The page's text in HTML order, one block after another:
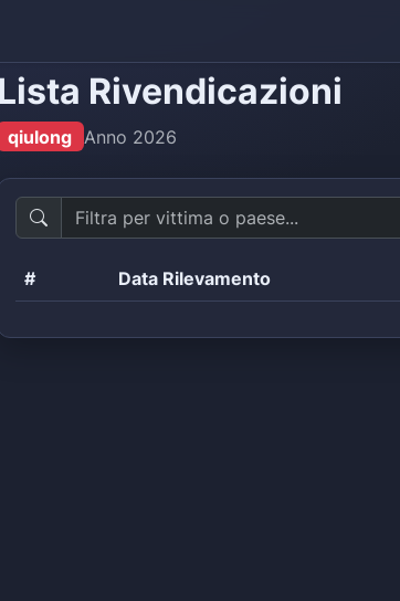
Lista Rivendicazioni
qiulong Anno 2026
# Data Rilevamento